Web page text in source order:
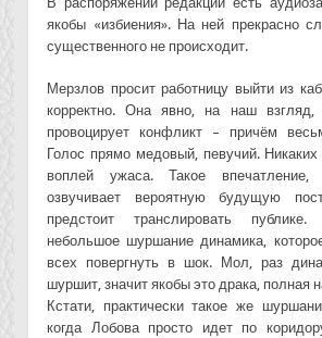
якобы «избиения». На ней прекрасно
существенного не происходит.
Мерзлов просит работницу выйти из
корректно. Она явно, на наш взгляд,
провоцирует конфликт – причём
Голос прямо медовый, певучий.
воплей ужаса. Такое впечатление,
озвучивает вероятную будущую
предстоит транслировать
небольшое шуршание динамика,
всех повергнуть в шок. Мол, раз
шуршит, значит якобы это драка, полная
Кстати, практически такое же
когда Лобова просто идет по